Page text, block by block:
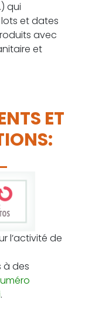
qui
et dates
avec
et
ET
l’activité de
des
.